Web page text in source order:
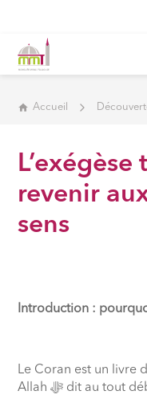
Accueil
revenir
sens
Introduction :
Le Coran est un livre
Allah
dit au tout